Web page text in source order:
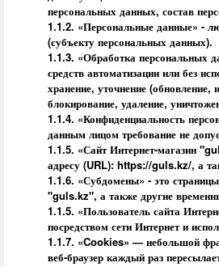
персональных данных, состав
1.1.2. «Персональные данные» -
(субъекту персональных данных).
1.1.3. «Обработка персональных
средств автоматизации или без
хранение, уточнение (обновление,
блокирование, удаление,
1.1.4. «Конфиденциальность
данным лицом требование не
1.1.5. «Сайт Интернет-магазин
адресу (URL): https://guls.kz/, а
1.1.6. «Субдомены» - это
"guls.kz", а также другие
1.1.5. «Пользователь сайта
посредством сети Интернет и
1.1.7. «Cookies» — небольшой
веб-браузер каждый раз